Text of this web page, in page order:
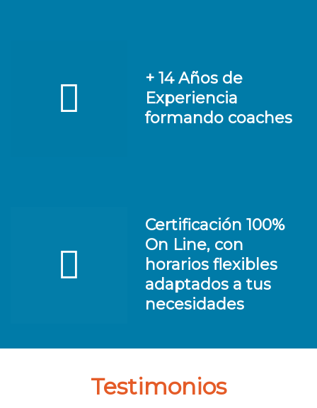
+ 14 Años de
Experiencia
formando coaches
Certificación 100%
On Line, con
horarios flexibles
adaptados a tus
necesidades
Testimonios